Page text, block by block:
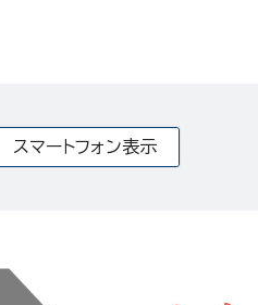
スマートフォン表示